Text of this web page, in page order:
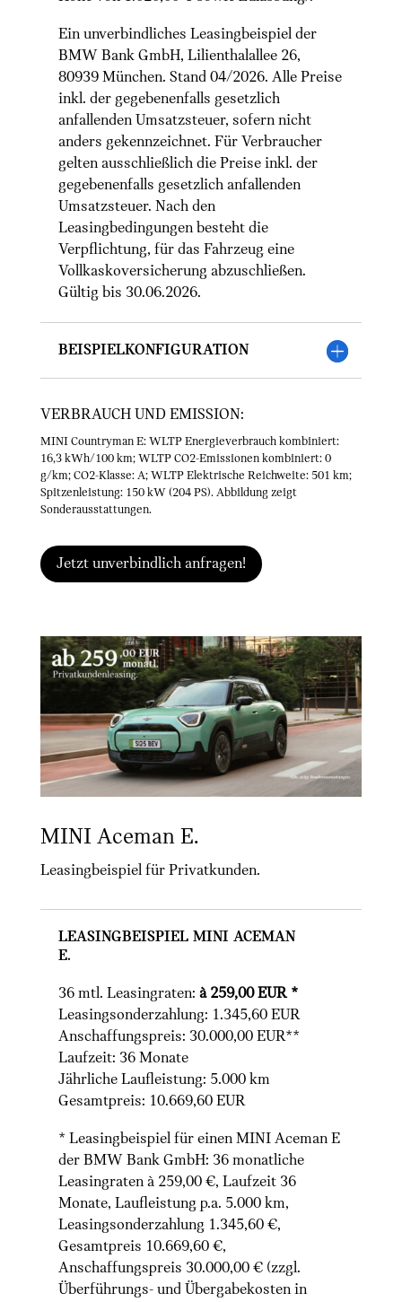
Ein unverbindliches Leasingbeispiel der
BMW Bank GmbH, Lilienthalallee 26,
80939 München. Stand 04/2026. Alle Preise
inkl. der gegebenenfalls gesetzlich
anfallenden Umsatzsteuer, sofern nicht
anders gekennzeichnet. Für Verbraucher
gelten ausschließlich die Preise inkl. der
gegebenenfalls gesetzlich anfallenden
Umsatzsteuer. Nach den
Leasingbedingungen besteht die
Verpflichtung, für das Fahrzeug eine
Vollkaskoversicherung abzuschließen.
Gültig bis 30.06.2026.
Beispielkonfiguration
VERBRAUCH UND EMISSION:
MINI Countryman E: WLTP Energieverbrauch kombiniert:
16,3 kWh/100 km; WLTP CO2-Emissionen kombiniert: 0
g/km; CO2-Klasse: A; WLTP Elektrische Reichweite: 501 km;
Spitzenleistung: 150 kW (204 PS). Abbildung zeigt
Sonderausstattungen.
Jetzt unverbindlich anfragen!
MINI Aceman E.
Leasingbeispiel für Privatkunden.
Leasingbeispiel MINI Aceman
E.
36 mtl. Leasingraten: à 259,00 EUR *
Leasingsonderzahlung: 1.345,60 EUR
Anschaffungspreis: 30.000,00 EUR**
Laufzeit: 36 Monate
Jährliche Laufleistung: 5.000 km
Gesamtpreis: 10.669,60 EUR
* Leasingbeispiel für einen MINI Aceman E
der BMW Bank GmbH: 36 monatliche
Leasingraten à 259,00 €, Laufzeit 36
Monate, Laufleistung p.a. 5.000 km,
Leasingsonderzahlung 1.345,60 €,
Gesamtpreis 10.669,60 €,
Anschaffungspreis 30.000,00 € (zzgl.
Überführungs- und Übergabekosten in